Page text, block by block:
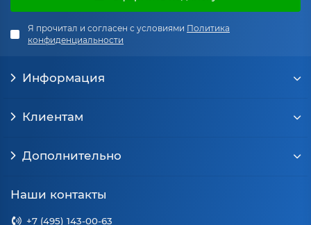
Я прочитал и согласен с условиями Политика
конфиденциальности
Информация
Клиентам
Дополнительно
Наши контакты
+7 (495) 143-00-63